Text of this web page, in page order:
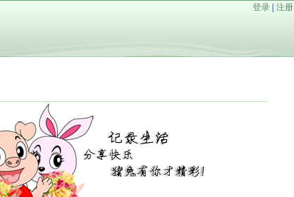
登录 注册